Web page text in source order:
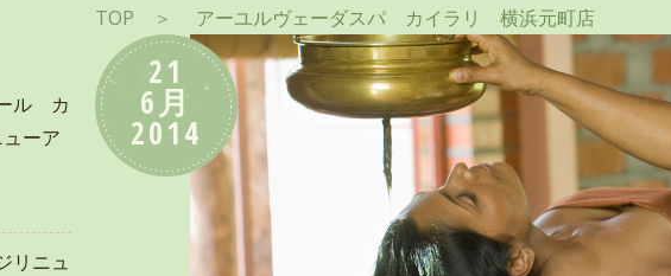
ル カ
ーア
リニュ
TOP ＞ アーユルヴェーダスパ カイラリ 横浜元町店
21
6月
2014